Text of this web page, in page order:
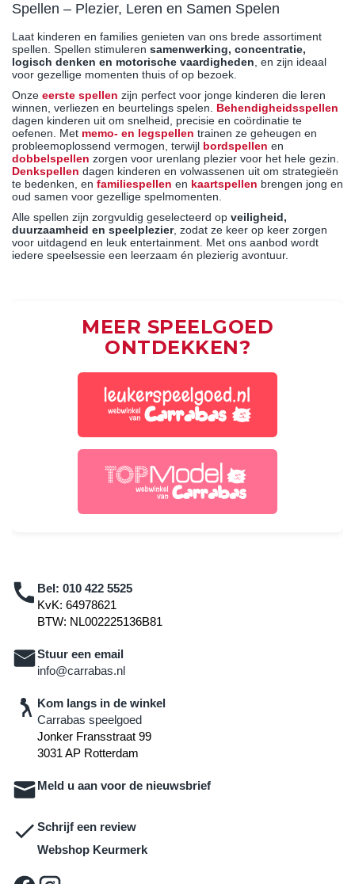
Spellen – Plezier, Leren en Samen Spelen
Laat kinderen en families genieten van ons brede assortiment
spellen. Spellen stimuleren samenwerking, concentratie,
logisch denken en motorische vaardigheden, en zijn ideaal
voor gezellige momenten thuis of op bezoek.
Onze eerste spellen zijn perfect voor jonge kinderen die leren
winnen, verliezen en beurtelings spelen. Behendigheidsspellen
dagen kinderen uit om snelheid, precisie en coördinatie te
oefenen. Met memo- en legspellen trainen ze geheugen en
probleemoplossend vermogen, terwijl bordspellen en
dobbelspellen zorgen voor urenlang plezier voor het hele gezin.
Denkspellen dagen kinderen en volwassenen uit om strategieën
te bedenken, en familiespellen en kaartspellen brengen jong en
oud samen voor gezellige spelmomenten.
Alle spellen zijn zorgvuldig geselecteerd op veiligheid,
duurzaamheid en speelplezier, zodat ze keer op keer zorgen
voor uitdagend en leuk entertainment. Met ons aanbod wordt
iedere speelsessie een leerzaam én plezierig avontuur.
MEER SPEELGOED
ONTDEKKEN?
Bel: 010 422 5525
KvK: 64978621
BTW: NL002225136B81
Stuur een email
info@carrabas.nl
Kom langs in de winkel
Carrabas speelgoed
Jonker Fransstraat 99
3031 AP Rotterdam
Meld u aan voor de nieuwsbrief
Schrijf een review
Webshop Keurmerk